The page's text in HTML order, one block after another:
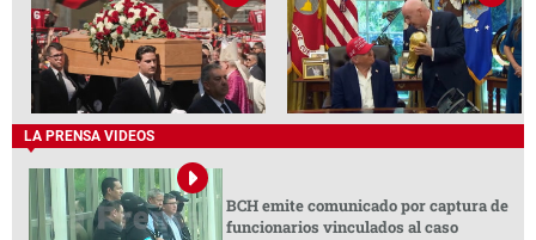
LA PRENSA VIDEOS
BCH emite comunicado por captura de
funcionarios vinculados al caso